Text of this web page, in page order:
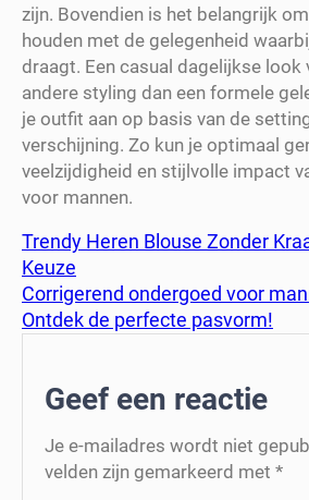
zijn. Bovendien is het belangrijk
houden met de gelegenheid
draagt. Een casual dagelijkse look
andere styling dan een formele
je outfit aan op basis van de
verschijning. Zo kun je optimaal
veelzijdigheid en stijlvolle impact
voor mannen.
Trendy Heren Blouse Zonder
Keuze
Corrigerend ondergoed voor
Ontdek de perfecte pasvorm!
Geef een reactie
Je e-mailadres wordt niet
velden zijn gemarkeerd met *